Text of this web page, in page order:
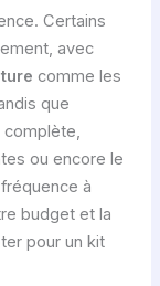
Certains
avec
comme les
que
complète,
ou encore le
à
budget et la
pour un kit